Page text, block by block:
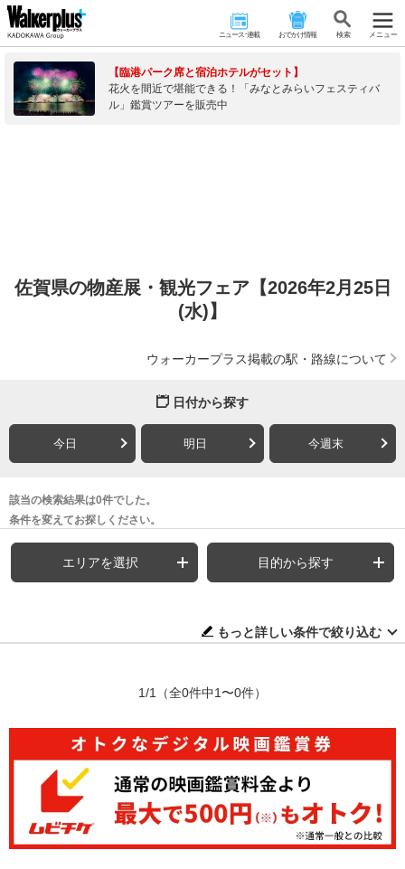
ニュース･連載 おでかけ情報 検 索 メニュー
【臨港パーク席と宿泊ホテルがセット】
花火を間近で堪能できる！「みなとみらいフェスティバ
ル」鑑賞ツアーを販売中
佐賀県の物産展・観光フェア【2026年2月25日
(水)】
ウォーカープラス掲載の駅・路線について
日付から探す
今日 明日 今週末
該当の検索結果は0件でした。
条件を変えてお探しください。
エリアを選択 目的から探す
もっと詳しい条件で絞り込む
1/1 （全0件中1〜0件）